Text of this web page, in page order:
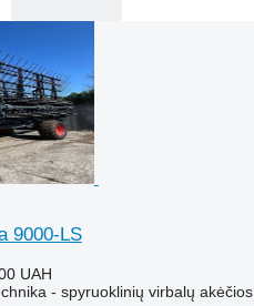
9000-LS
UAH
- spyruoklinių virbalų akėčios